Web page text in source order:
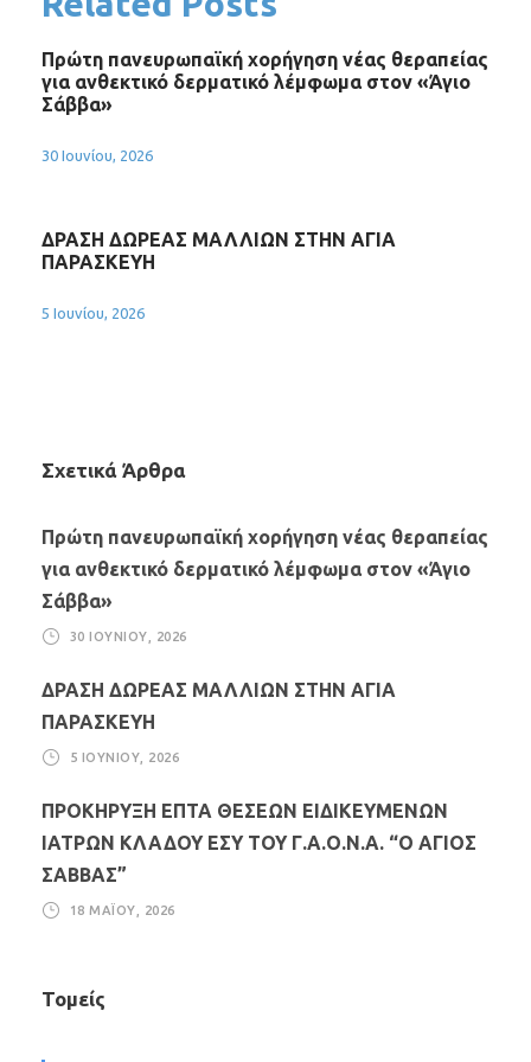
Πρώτη πανευρωπαϊκή χορήγηση νέας θεραπείας
για ανθεκτικό δερματικό λέμφωμα στον «Άγιο
Σάββα»
30 Ιουνίου, 2026
ΔΡΑΣΗ ΔΩΡΕΑΣ ΜΑΛΛΙΩΝ ΣΤΗΝ ΑΓΙΑ
ΠΑΡΑΣΚΕΥΗ
5 Ιουνίου, 2026
Σχετικά Άρθρα
Πρώτη πανευρωπαϊκή χορήγηση νέας θεραπείας
για ανθεκτικό δερματικό λέμφωμα στον «Άγιο
Σάββα»
30 ΙΟΥΝΊΟΥ, 2026
ΔΡΑΣΗ ΔΩΡΕΑΣ ΜΑΛΛΙΩΝ ΣΤΗΝ ΑΓΙΑ
ΠΑΡΑΣΚΕΥΗ
5 ΙΟΥΝΊΟΥ, 2026
ΠΡΟΚΗΡΥΞΗ ΕΠΤΑ ΘΕΣΕΩΝ ΕΙΔΙΚΕΥΜΕΝΩΝ
ΙΑΤΡΩΝ ΚΛΑΔΟΥ ΕΣΥ ΤΟΥ Γ.Α.Ο.Ν.Α. “Ο ΑΓΙΟΣ
ΣΑΒΒΑΣ”
18 ΜΑΪ́ΟΥ, 2026
Τομείς